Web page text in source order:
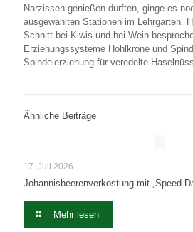
Narzissen genießen durften, ginge es
ausgewählten Stationen im Lehrgarten.
Schnitt bei Kiwis und bei Wein
Erziehungssysteme Hohlkrone und
Spindelerziehung für veredelte
Ähnliche Beiträge
17. Juli 2026
Johannisbeerenverkostung mit „Speed
Mehr lesen